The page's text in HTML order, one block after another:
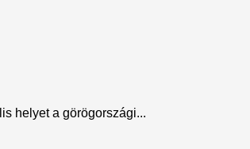
helyet a görögországi...